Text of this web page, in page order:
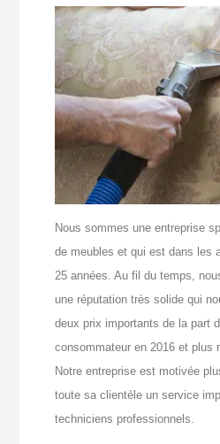
Nous sommes une entreprise
de meubles et qui est dans les
25 années. Au fil du temps,
une réputation très solide qui
deux prix importants de la part
consommateur en 2016 et plus
Notre entreprise est motivée
toute sa clientèle un service
techniciens professionnels.